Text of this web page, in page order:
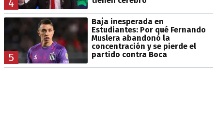
4
5
Baja inesperada en
Estudiantes: Por qué Fernando
Muslera abandonó la
concentración y se pierde el
partido contra Boca